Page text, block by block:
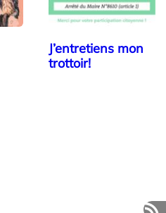
J’entretiens mon
trottoir!